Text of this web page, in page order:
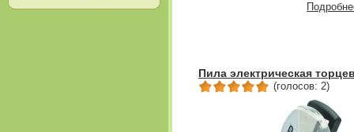
Пила электрическая
(голосов: 2)